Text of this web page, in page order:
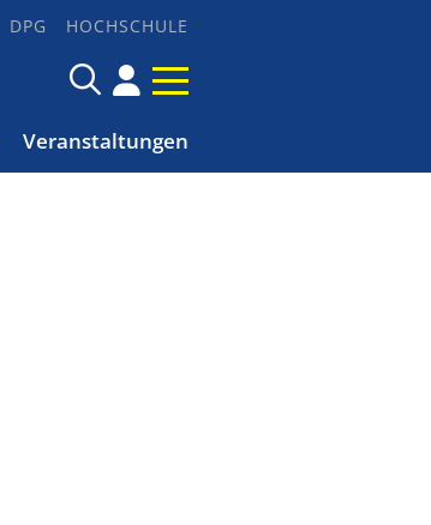
DPG HOCHSCHULE
Veranstaltungen